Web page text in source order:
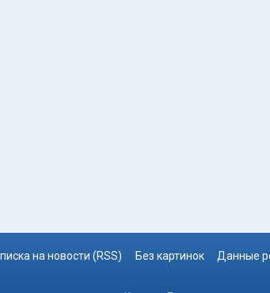
на новости (RSS) Без картинок Данные